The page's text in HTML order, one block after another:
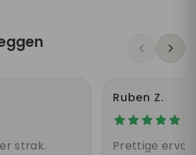
strak.
Ruben Z.
Prettige